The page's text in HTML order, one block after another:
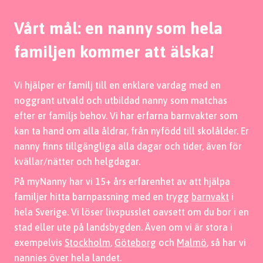
Barnpassning i Umeå
Från stadskärnan till Teg, Haga och Sandbacka –
oavsett var i Umeå ni bor finns våra trygga och
lekfulla barnvakter nära till hands.
Hitta barnvakt i Umeå
Vårt mål: en nanny som hela
familjen kommer att älska!
Vi hjälper er familj till en enklare vardag med en
noggrant utvald och utbildad nanny som matchas
efter er familjs behov. Vi har erfarna barnvakter som
kan ta hand om alla åldrar, från nyfödd till skolålder. Er
nanny finns tillgängliga alla dagar och tider, även för
kvällar/nätter och helgdagar.
På myNanny har vi 15+ års erfarenhet av att hjälpa
familjer hitta barnpassning med en trygg barnvakt i
hela Sverige. Vi löser livspusslet oavsett om du bor i en
stad eller ute på landsbygden. Även om vi är stora i
exempelvis Stockholm Göteborg och Malmö , så har vi
nannies över hela landet.